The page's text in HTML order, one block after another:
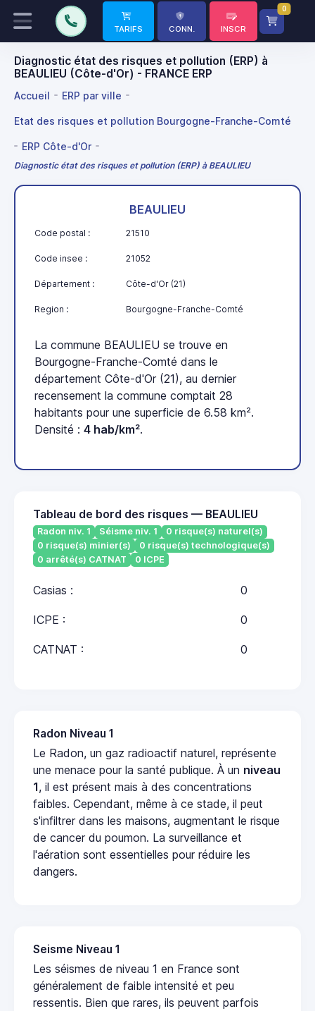
TARIFS CONN. INSCR
0
Diagnostic état des risques et pollution (ERP) à
BEAULIEU (Côte-d'Or) - FRANCE ERP
Accueil ERP par ville
Etat des risques et pollution Bourgogne-Franche-Comté
ERP Côte-d'Or
Diagnostic état des risques et pollution (ERP) à BEAULIEU
BEAULIEU
Code postal : 21510
Code insee : 21052
Département : Côte-d'Or (21)
Region : Bourgogne-Franche-Comté
La commune BEAULIEU se trouve en
Bourgogne-Franche-Comté dans le
département Côte-d'Or (21), au dernier
recensement la commune comptait 28
habitants pour une superficie de 6.58 km².
Densité : 4 hab/km².
Tableau de bord des risques — BEAULIEU
Radon niv. 1 Séisme niv. 1
0 risque(s) naturel(s)
0 risque(s) minier(s)
0 risque(s) technologique(s)
0 arrêté(s) CATNAT
0 ICPE
Casias : 0
ICPE : 0
CATNAT : 0
Radon Niveau 1
Le Radon, un gaz radioactif naturel, représente
une menace pour la santé publique. À un niveau
1, il est présent mais à des concentrations
faibles. Cependant, même à ce stade, il peut
s'infiltrer dans les maisons, augmentant le risque
de cancer du poumon. La surveillance et
l'aération sont essentielles pour réduire les
dangers.
Seisme Niveau 1
Les séismes de niveau 1 en France sont
généralement de faible intensité et peu
ressentis. Bien que rares, ils peuvent parfois